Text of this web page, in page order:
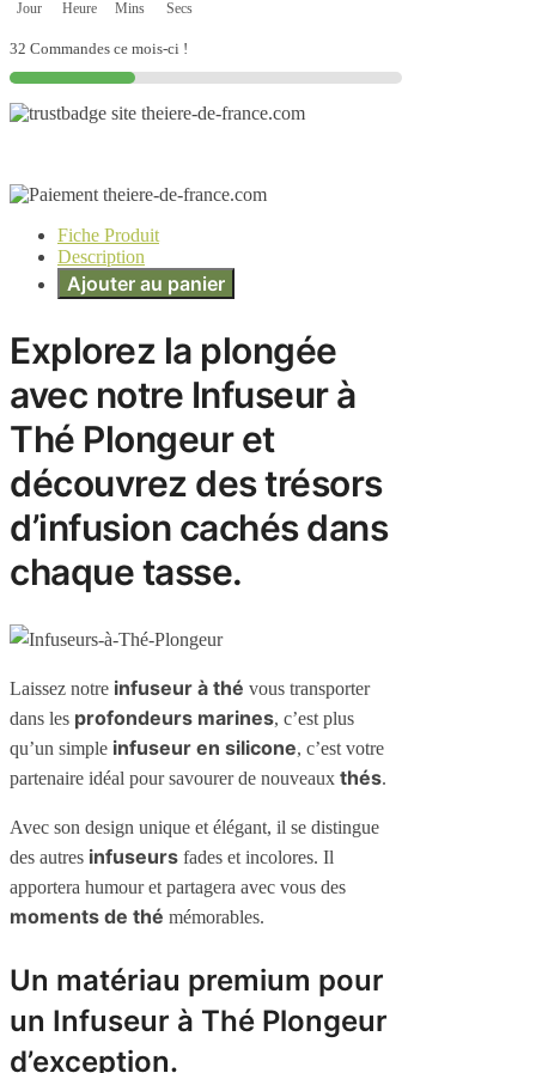
Jour Heure Mins Secs
32 Commandes ce mois-ci !
Fiche Produit
Description
Ajouter au panier
Explorez la plongée
avec notre Infuseur à
Thé Plongeur et
découvrez des trésors
d’infusion cachés dans
chaque tasse.
Laissez notre infuseur à thé vous transporter
dans les profondeurs marines, c’est plus
qu’un simple infuseur en silicone, c’est votre
partenaire idéal pour savourer de nouveaux thés.
Avec son design unique et élégant, il se distingue
des autres infuseurs fades et incolores. Il
apportera humour et partagera avec vous des
moments de thé mémorables.
Un matériau premium pour
un Infuseur à Thé Plongeur
d’exception.